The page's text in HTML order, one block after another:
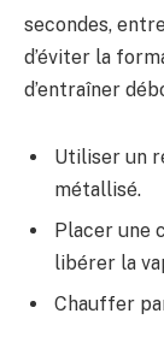
secondes,
d’éviter la
d’entraîner
Utiliser un
métallisé.
Placer une
libérer la
Chauffer